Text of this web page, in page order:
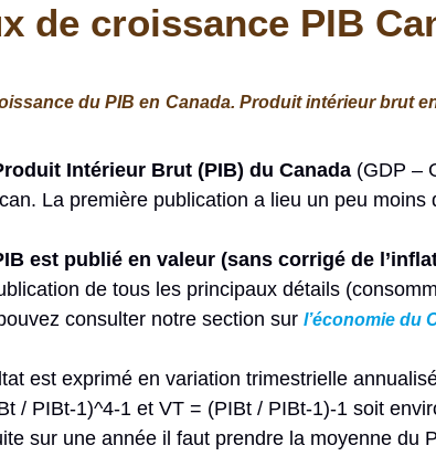
de croissance PIB
du PIB en Canada. Produit intérieur brut
Intérieur Brut (PIB) du Canada (GDP –
La première publication a lieu un peu
est publié en valeur (sans corrigé de
de tous les principaux détails
consulter notre section sur l’économie du
est exprimé en variation trimestrielle
/ PIBt-1)^4-1 et VT = (PIBt / PIBt-1)-1 soit
sur une année il faut prendre la moyenne